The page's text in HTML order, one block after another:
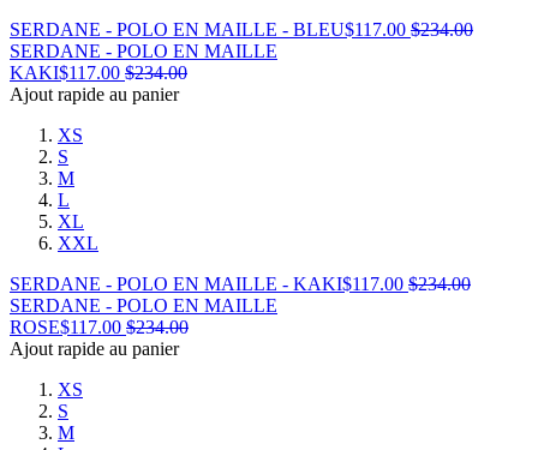
SERDANE - POLO EN MAILLE - BLEU$117.00 $234.00
SERDANE - POLO EN MAILLE
KAKI$117.00 $234.00
Ajout rapide au panier
XS
S
M
L
XL
XXL
SERDANE - POLO EN MAILLE - KAKI$117.00 $234.00
SERDANE - POLO EN MAILLE
ROSE$117.00 $234.00
Ajout rapide au panier
XS
S
M